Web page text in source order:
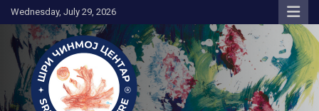
Skip
to
content
Wednesday, July 29, 2026